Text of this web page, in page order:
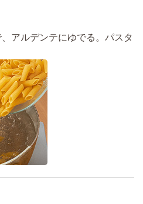
アルデンテにゆでる。パスタ